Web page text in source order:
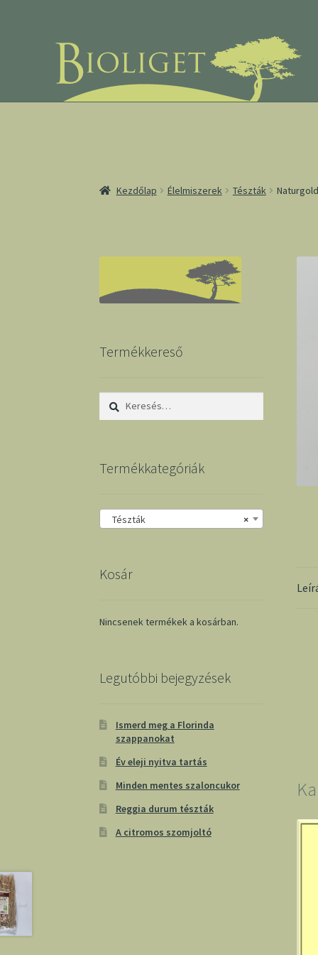
Kezdőlap Élelmiszerek Tészták
Termékkereső
Keresés:
Termékkategóriák
×
Tészták
Kosár
Nincsenek termékek a kosárban.
Legutóbbi bejegyzések
Ismerd meg a Florinda
szappanokat
Év eleji nyitva tartás
Minden mentes szaloncukor
Reggia durum tészták
A citromos szomjoltó